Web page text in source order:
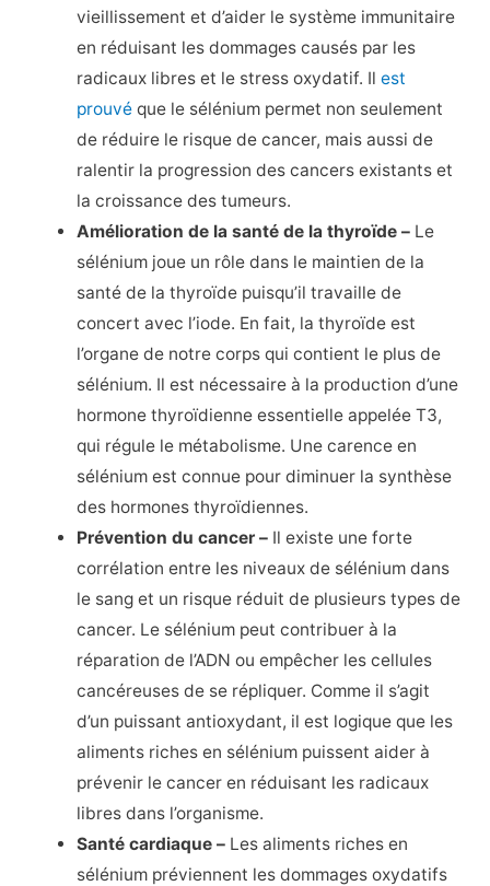
vieillissement et d’aider le système immunitaire
en réduisant les dommages causés par les
radicaux libres et le stress oxydatif. Ilest
prouvé que le sélénium permet non seulement
de réduire le risque de cancer, mais aussi de
ralentir la progression des cancers existants et
la croissance des tumeurs.
Amélioration de la santé de la thyroïde – Le
sélénium joue un rôle dans le maintien de la
santé de la thyroïde puisqu’il travaille de
concert avec l’iode. En fait, la thyroïde est
l’organe de notre corps qui contient le plus de
sélénium. Il est nécessaire à la production d’une
hormone thyroïdienne essentielle appelée T3,
qui régule le métabolisme. Une carence en
sélénium est connue pour diminuer la synthèse
des hormones thyroïdiennes.
Prévention du cancer – Il existe une forte
corrélation entre les niveaux de sélénium dans
le sang et un risque réduit de plusieurs types de
cancer. Le sélénium peut contribuer à la
réparation de l’ADN ou empêcher les cellules
cancéreuses de se répliquer. Comme il s’agit
d’un puissant antioxydant, il est logique que les
aliments riches en sélénium puissent aider à
prévenir le cancer en réduisant les radicaux
libres dans l’organisme.
Santé cardiaque – Les aliments riches en
sélénium préviennent les dommages oxydatifs